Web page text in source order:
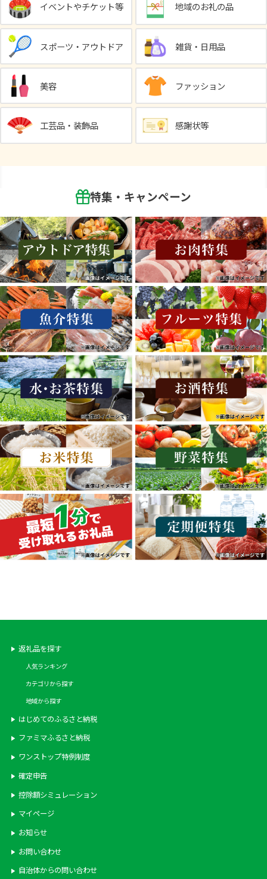
イベントやチケット等 地域のお礼の品
スポーツ・アウトドア 雑貨・日用品
美容 ファッション
工芸品・装飾品 感謝状等
特集・キャンペーン
返礼品を探す
人気ランキング
カテゴリから探す
地域から探す
はじめてのふるさと納税
ファミマふるさと納税
ワンストップ特例制度
確定申告
控除額シミュレーション
マイページ
お知らせ
お問い合わせ
自治体からの問い合わせ